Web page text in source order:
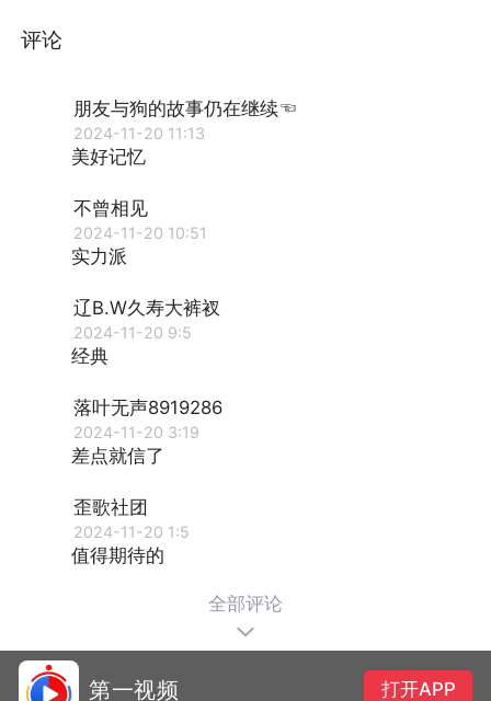
评论
朋友与狗的故事仍在继续☜
2024-11-20 11:13
美好记忆
不曾相见
2024-11-20 10:51
实力派
辽B.W久寿大裤衩
2024-11-20 9:5
经典
落叶无声8919286
2024-11-20 3:19
差点就信了
歪歌社团
2024-11-20 1:5
值得期待的
全部评论
第一视频 打开APP